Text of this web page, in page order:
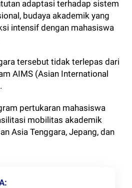
adaptasi terhadap sistem
budaya akademik yang
intensif dengan mahasiswa
tersebut tidak terlepas dari
AIMS (Asian International
pertukaran mahasiswa
mobilitas akademik
Asia Tenggara, Jepang, dan